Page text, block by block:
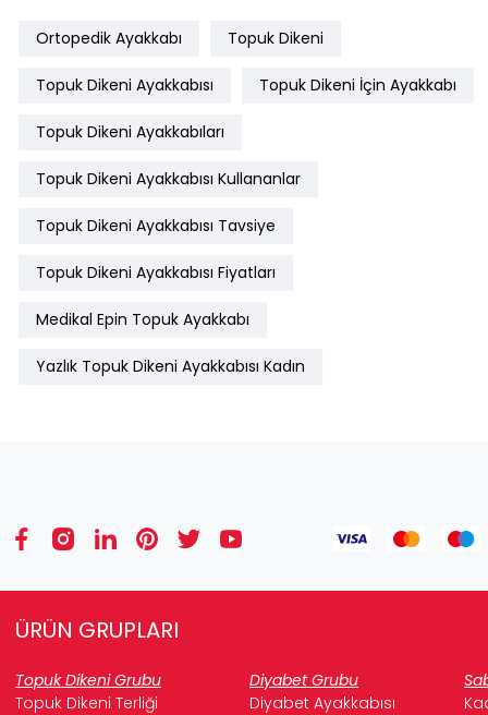
Ortopedik Ayakkabı Topuk Dikeni
Topuk Dikeni Ayakkabısı Topuk Dikeni İçin Ayakkabı
Topuk Dikeni Ayakkabıları
Topuk Dikeni Ayakkabısı Kullananlar
Topuk Dikeni Ayakkabısı Tavsiye
Topuk Dikeni Ayakkabısı Fiyatları
Medikal Epin Topuk Ayakkabı
Yazlık Topuk Dikeni Ayakkabısı Kadın
ÜRÜN GRUPLARI
Topuk Dikeni Grubu Diyabet Grubu
Topuk Dikeni Terliği
Diyabet Ayakkabısı